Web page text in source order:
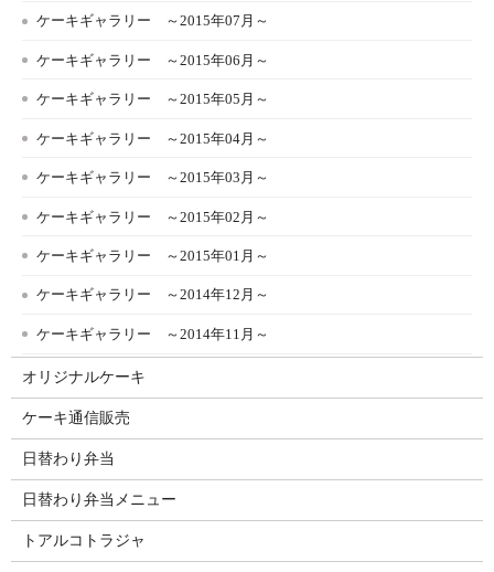
ケーキギャラリー ～2015年07月～
ケーキギャラリー ～2015年06月～
ケーキギャラリー ～2015年05月～
ケーキギャラリー ～2015年04月～
ケーキギャラリー ～2015年03月～
ケーキギャラリー ～2015年02月～
ケーキギャラリー ～2015年01月～
ケーキギャラリー ～2014年12月～
ケーキギャラリー ～2014年11月～
オリジナルケーキ
ケーキ通信販売
日替わり弁当
日替わり弁当メニュー
トアルコトラジャ